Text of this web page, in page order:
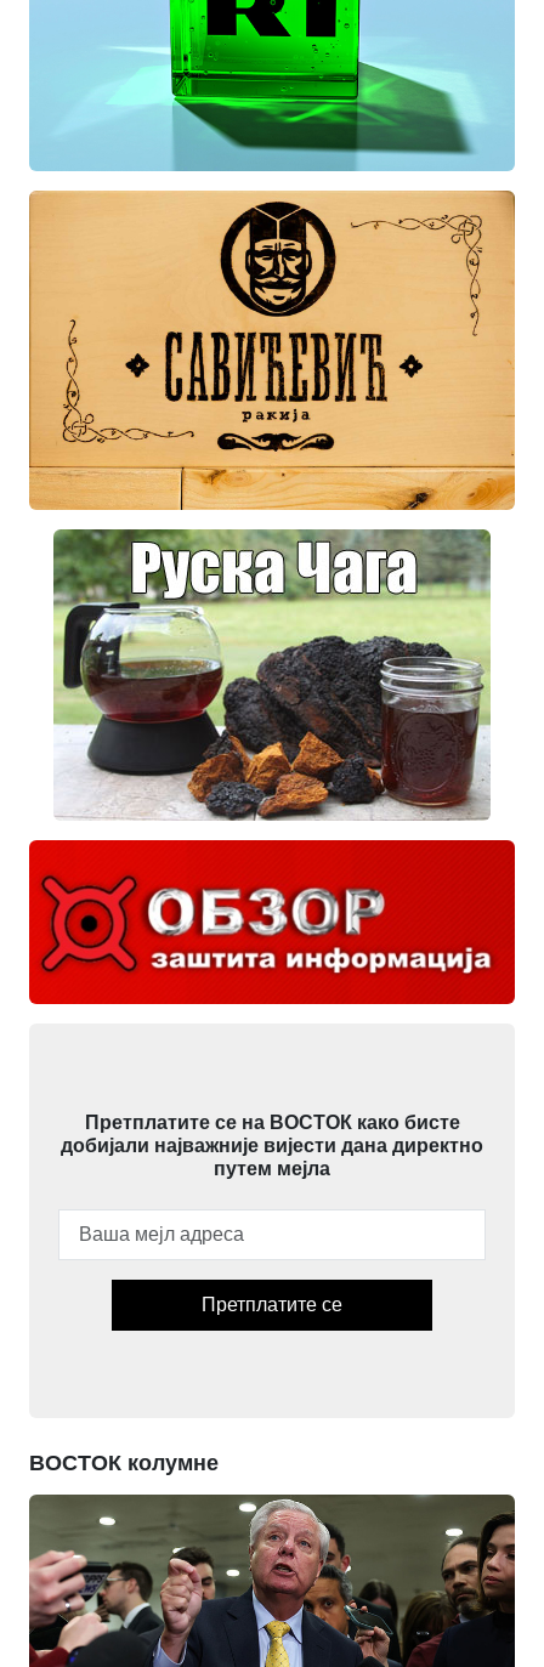
Претплатите се на ВОСТОК како бисте
добијали најважније вијести дана директно
путем мејла
Претплатите се
ВОСТОК колумне